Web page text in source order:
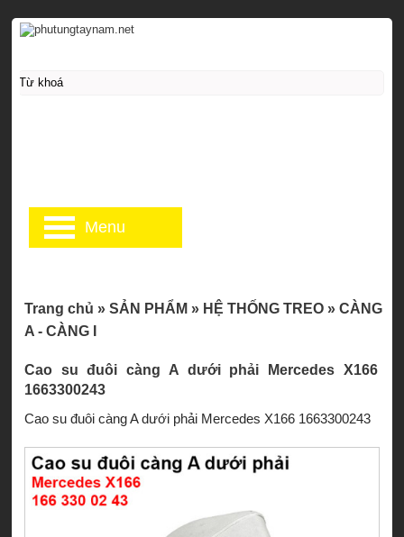
Cao su đuôi càng A dưới phải Mercedes X166
1663300243
Cao su đuôi càng A dưới phải Mercedes X166 1663300243
Trang chủ » SẢN PHẨM » HỆ THỐNG TREO » CÀNG
A - CÀNG I
Menu